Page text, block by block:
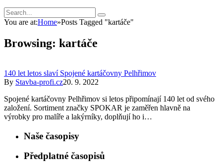
You are at:Home»Posts Tagged "kartáče"
Browsing: kartáče
140 let letos slaví Spojené kartáčovny Pelhřimov
By Stavba-profi.cz20. 9. 2022
Spojené kartáčovny Pelhřimov si letos připomínají 140 let od svého
založení. Sortiment značky SPOKAR je zaměřen hlavně na
výrobky pro malíře a lakýrníky, doplňují ho i…
Naše časopisy
Předplatné časopisů